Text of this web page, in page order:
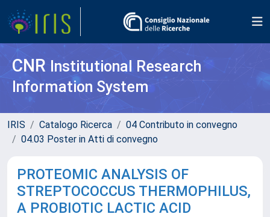
CNR Institutional Research
Information System
IRIS Catalogo Ricerca
04 Contributo in convegno
04.03 Poster in Atti di convegno
PROTEOMIC ANALYSIS OF
STREPTOCOCCUS THERMOPHILUS,
A PROBIOTIC LACTIC ACID